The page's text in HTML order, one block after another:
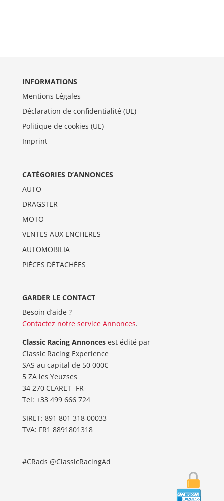
INFORMATIONS
Mentions Légales
Déclaration de confidentialité (UE)
Politique de cookies (UE)
Imprint
CATÉGORIES D’ANNONCES
AUTO
DRAGSTER
MOTO
VENTES AUX ENCHERES
AUTOMOBILIA
PIÈCES DÉTACHÉES
GARDER LE CONTACT
Besoin d’aide ?
Contactez notre service Annonces.
Classic Racing Annoncesest édité par
Classic Racing Experience
SAS au capital de 50 000€
5 ZA les Yeuzses
34 270 CLARET -FR-
Tel: ‭+33 499 666 724‬
SIRET: 891 801 318 00033
TVA: FR1 8891801318
#CRads @ClassicRacingAd